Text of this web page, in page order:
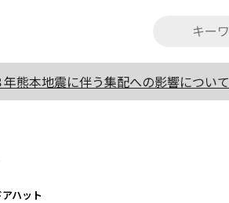
熊本地震に伴う集配への影響について
ハット